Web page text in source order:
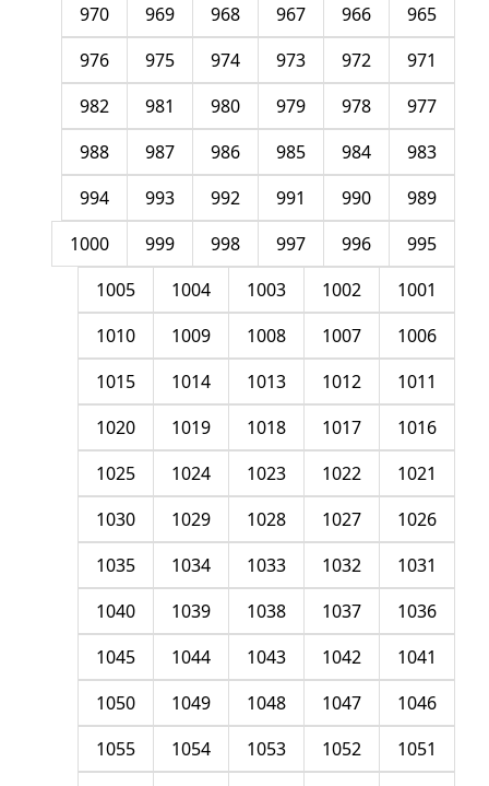
965
966
967
968
969
970
971
972
973
974
975
976
977
978
979
980
981
982
983
984
985
986
987
988
989
990
991
992
993
994
995
996
997
998
999
1000
1001
1002
1003
1004
1005
1006
1007
1008
1009
1010
1011
1012
1013
1014
1015
1016
1017
1018
1019
1020
1021
1022
1023
1024
1025
1026
1027
1028
1029
1030
1031
1032
1033
1034
1035
1036
1037
1038
1039
1040
1041
1042
1043
1044
1045
1046
1047
1048
1049
1050
1051
1052
1053
1054
1055